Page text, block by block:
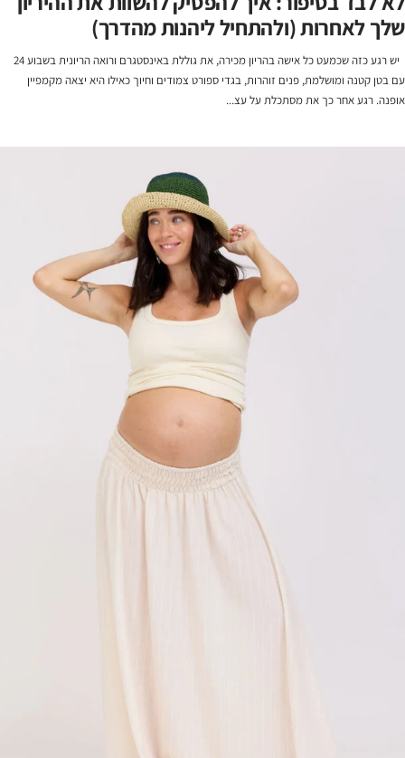
שלך לאחרות (ולהתחיל ליהנות מהדרך)
יש רגע כזה שכמעט כל אישה בהריון מכירה, את גוללת באינסטגרם ורואה הריונית בשבוע 24
עם בטן קטנה ומושלמת, פנים זוהרות, בגדי ספורט צמודים וחיוך כאילו היא יצאה מקמפיין
אופנה. רגע אחר כך את מסתכלת על עצ...